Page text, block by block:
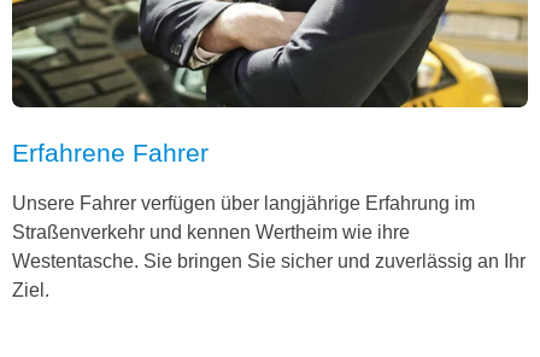
Erfahrene Fahrer
Unsere Fahrer verfügen über langjährige Erfahrung im
Straßenverkehr und kennen Wertheim wie ihre
Westentasche. Sie bringen Sie sicher und zuverlässig an Ihr
Ziel.